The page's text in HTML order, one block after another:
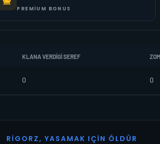
PREMIUM BONUS
KLANA VERDIGI SEREF
0 0
R I G O R Z, YASAMAK I ÇI N Ö L D Ü R